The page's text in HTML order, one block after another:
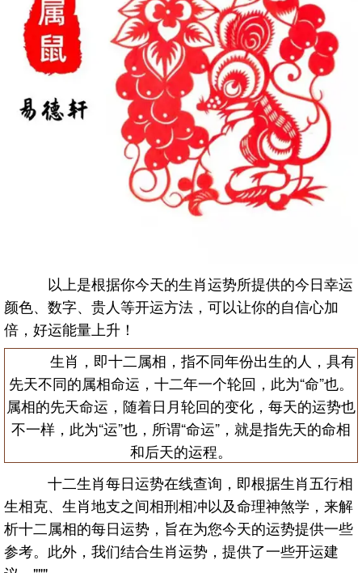
以上是根据你今天的生肖运势所提供的今日幸运
颜色、数字、贵人等开运方法，可以让你的自信心加
倍，好运能量上升！
生肖，即十二属相，指不同年份出生的人，具有
先天不同的属相命运，十二年一个轮回，此为“命”也。
属相的先天命运，随着日月轮回的变化，每天的运势也
不一样，此为“运”也，所谓“命运”，就是指先天的命相
和后天的运程。
十二生肖每日运势在线查询，即根据生肖五行相
生相克、生肖地支之间相刑相冲以及命理神煞学，来解
析十二属相的每日运势，旨在为您今天的运势提供一些
参考。此外，我们结合生肖运势，提供了一些开运建